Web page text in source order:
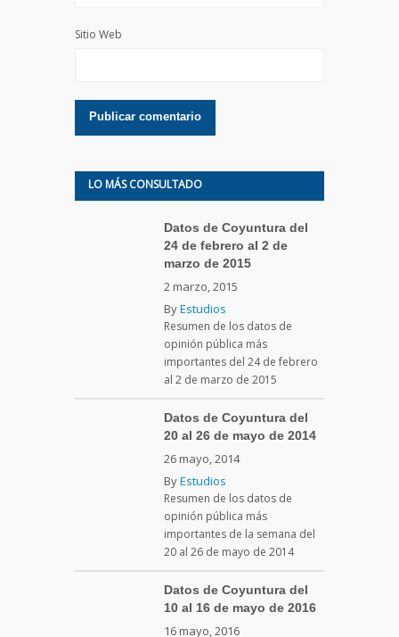
Sitio Web
LO MÁS CONSULTADO
Datos de Coyuntura del
24 de febrero al 2 de
marzo de 2015
2 marzo, 2015
ByEstudios
Resumen de los datos de
opinión pública más
importantes del 24 de febrero
al 2 de marzo de 2015
Datos de Coyuntura del
20 al 26 de mayo de 2014
26 mayo, 2014
ByEstudios
Resumen de los datos de
opinión pública más
importantes de la semana del
20 al 26 de mayo de 2014
Datos de Coyuntura del
10 al 16 de mayo de 2016
16 mayo, 2016